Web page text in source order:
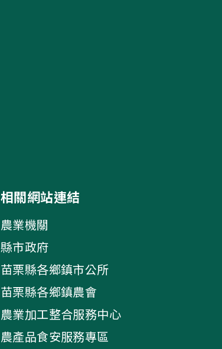
相關網站連結
農業機關
縣市政府
苗栗縣各鄉鎮市公所
苗栗縣各鄉鎮農會
農業加工整合服務中心
農產品食安服務專區